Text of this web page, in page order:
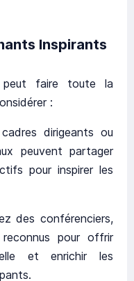
Inspirants
peut faire toute la
:
dirigeants ou
peuvent partager
pour inspirer les
des conférenciers,
pour offrir
et enrichir les